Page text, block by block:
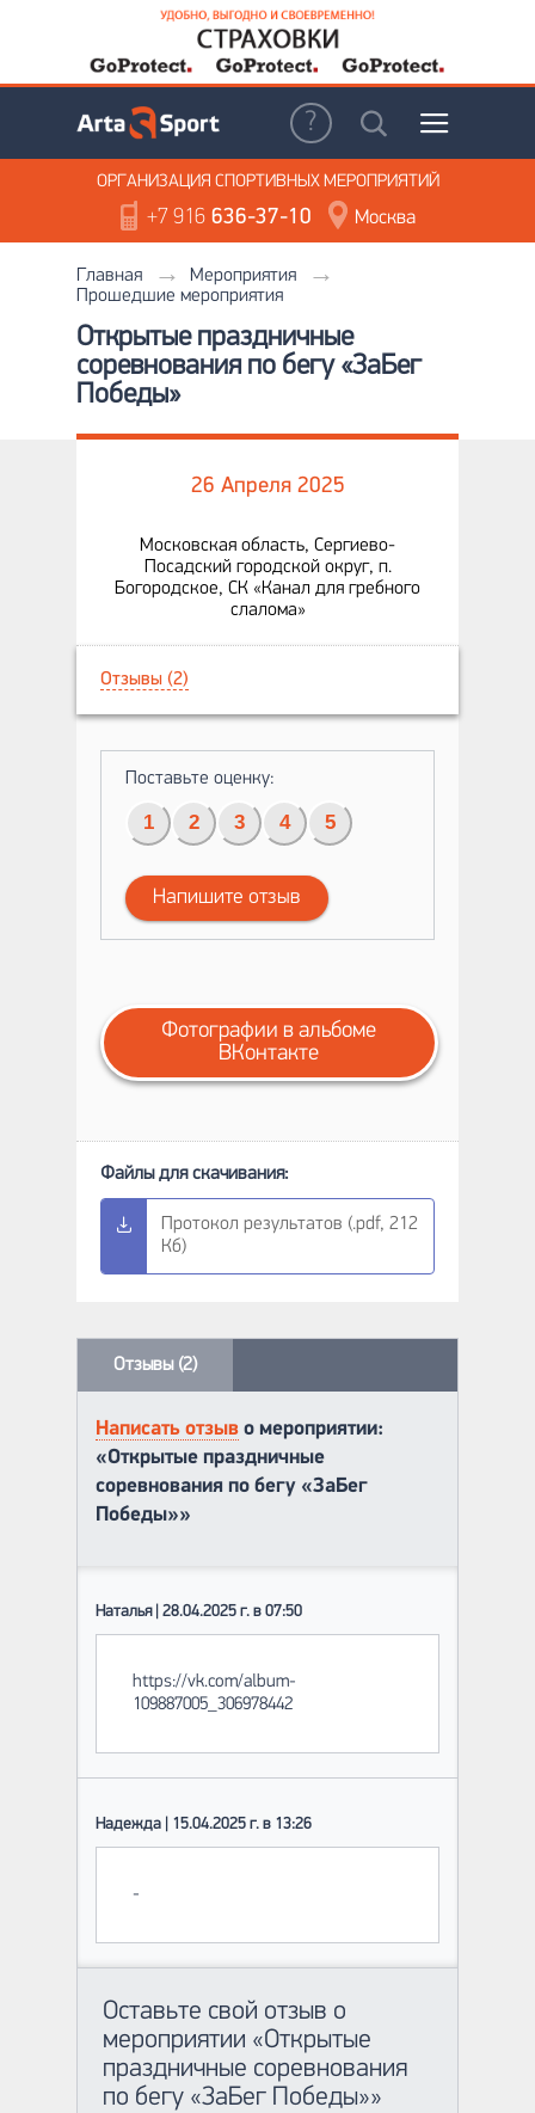
ОРГАНИЗАЦИЯ СПОРТИВНЫХ МЕРОПРИЯТИЙ
+7 916636-37-10 Москва
Главная
Мероприятия
Прошедшие мероприятия
Открытые праздничные
соревнования по бегу «ЗаБег
Победы»
26 Апреля 2025
Московская область, Сергиево-
Посадский городской округ, п.
Богородское, СК «Канал для гребного
слалома»
Отзывы (2)
Поставьте оценку:
1 2 3 4 5
Напишите отзыв
Фотографии в альбоме
ВКонтакте
Протокол результатов (.pdf, 212
Кб)
Отзывы (2)
Написать отзыв о мероприятии:
«Открытые праздничные
соревнования по бегу «ЗаБег
Победы»»
Наталья | 28.04.2025 г. в 07:50
https://vk.com/album-
109887005_306978442
Надежда | 15.04.2025 г. в 13:26
-
Оставьте свой отзыв о
мероприятии «Открытые
праздничные соревнования
по бегу «ЗаБег Победы»»